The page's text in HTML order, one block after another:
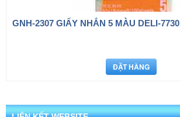
GNH-2307 GIẤY NHẮN 5 MÀU DELI-7730